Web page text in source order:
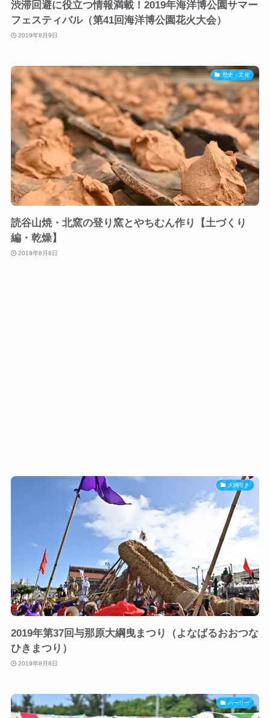
渋滞回避に役立つ情報満載！2019年海洋博公園サマー
フェスティバル（第41回海洋博公園花火大会）
2019年8月9日
歴史・文化
読谷山焼・北窯の登り窯とやちむん作り【土づくり
編・乾燥】
2019年8月8日
大綱引き
2019年第37回与那原大綱曳まつり（よなばるおおつな
ひきまつり）
2019年8月8日
ハーリー